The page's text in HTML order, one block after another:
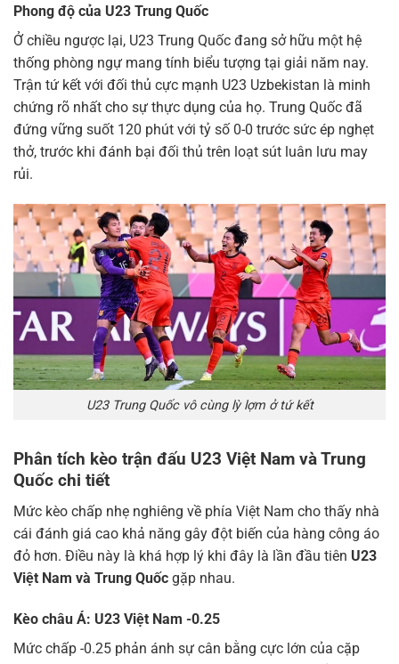
Phong độ của U23 Trung Quốc
Ở chiều ngược lại, U23 Trung Quốc đang sở hữu một hệ
thống phòng ngự mang tính biểu tượng tại giải năm nay.
Trận tứ kết với đối thủ cực mạnh U23 Uzbekistan là minh
chứng rõ nhất cho sự thực dụng của họ. Trung Quốc đã
đứng vững suốt 120 phút với tỷ số 0-0 trước sức ép nghẹt
thở, trước khi đánh bại đối thủ trên loạt sút luân lưu may
rủi.
U23 Trung Quốc vô cùng lỳ lợm ở tứ kết
Phân tích kèo trận đấu U23 Việt Nam và Trung
Quốc chi tiết
Mức kèo chấp nhẹ nghiêng về phía Việt Nam cho thấy nhà
cái đánh giá cao khả năng gây đột biến của hàng công áo
đỏ hơn. Điều này là khá hợp lý khi đây là lần đầu tiên U23
Việt Nam và Trung Quốc gặp nhau.
Kèo châu Á: U23 Việt Nam -0.25
Mức chấp -0.25 phản ánh sự cân bằng cực lớn của cặp